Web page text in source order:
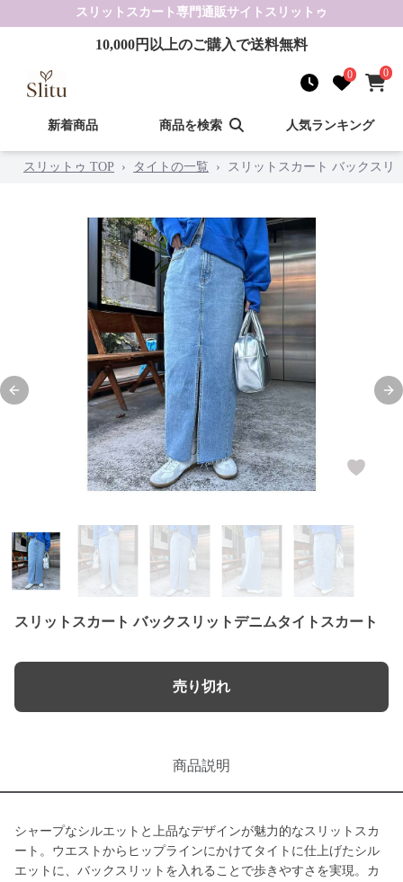
スリットスカート 専門通販サイト スリットゥ
10,000円以上のご購入で送料無料
0 0
新着商品 商品を検索 人気ランキング
スリットゥ TOP › タイトの一覧 › スリットスカート バックスリ
Previous slide
スリットスカート バックスリットデニムタイトスカート
売り切れ
商品説明
シャープなシルエットと上品なデザインが魅力的なスリットスカ
ート。ウエストからヒップラインにかけてタイトに仕上げたシル
エットに、バックスリットを入れることで歩きやすさを実現。カ